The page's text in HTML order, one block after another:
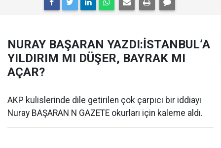
NURAY BAŞARAN YAZDI:İSTANBUL’A
YILDIRIM MI DÜŞER, BAYRAK MI
AÇAR?
AKP kulislerinde dile getirilen çok çarpıcı bir iddiayı
Nuray BAŞARAN N GAZETE okurları için kaleme aldı.